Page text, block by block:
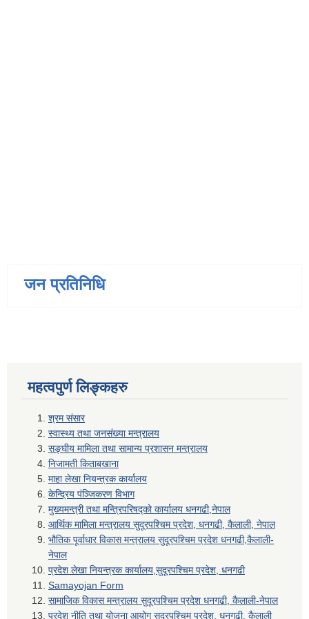
जन प्रतिनिधि
महत्वपुर्ण लिङ्कहरु
श्रम संसार
स्वास्थ्य तथा जनसंख्या मन्त्रालय
सङ्घीय मामिला तथा सामान्य प्रशासन मन्त्रालय
निजामती किताबखाना
माहा लेखा नियन्त्रक कार्यालय
केन्द्रिय पंञ्जिकरण विभाग
मुख्यमन्त्री तथा मन्त्रिपरिषद्को कार्यालय धनगढी,नेपाल
आर्थिक मामिला मन्त्रालय सुदूरपश्चिम प्रदेश, धनगढी, कैलाली, नेपाल
भौतिक पूर्वाधार विकास मन्त्रालय सुदूरपश्चिम प्रदेश धनगढी,कैलाली-
नेपाल
प्रदेश लेखा नियन्त्रक कार्यालय,सुदूरपश्चिम प्रदेश, धनगढी
Samayojan Form
सामाजिक विकास मन्त्रालय सुदूरपश्चिम प्रदेश धनगढी, कैलाली-नेपाल
प्रदेश नीति तथा योजना आयोग सुदूरपश्चिम प्रदेश, धनगढी, कैलाली